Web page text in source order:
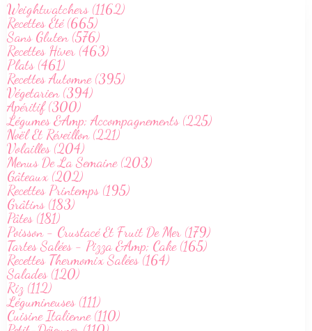
Weightwatchers (1162)
Recettes Été (665)
Sans Gluten (576)
Recettes Hiver (463)
Plats (461)
Recettes Automne (395)
Végetarien (394)
Apéritif (300)
Légumes &Amp; Accompagnements (225)
Noël Et Réveillon (221)
Volailles (204)
Menus De La Semaine (203)
Gâteaux (202)
Recettes Printemps (195)
Grâtins (183)
Pâtes (181)
Poisson - Crustacé Et Fruit De Mer (179)
Tartes Salées - Pizza &Amp; Cake (165)
Recettes Thermomix Salées (164)
Salades (120)
Riz (112)
Légumineuses (111)
Cuisine Italienne (110)